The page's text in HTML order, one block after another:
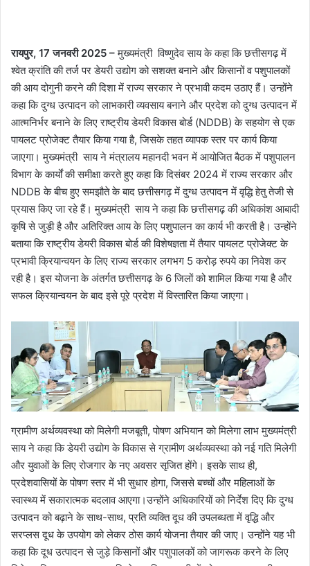
रायपुर, 17 जनवरी 2025 –मुख्यमंत्री विष्णुदेव साय के कहा कि छत्तीसगढ़ में
श्वेत क्रांति की तर्ज पर डेयरी उद्योग को सशक्त बनाने और किसानों व पशुपालकों
की आय दोगुनी करने की दिशा में राज्य सरकार ने प्रभावी कदम उठाए हैं। उन्होंने
कहा कि दुग्ध उत्पादन को लाभकारी व्यवसाय बनाने और प्रदेश को दुग्ध उत्पादन में
आत्मनिर्भर बनाने के लिए राष्ट्रीय डेयरी विकास बोर्ड (NDDB) के सहयोग से एक
पायलट प्रोजेक्ट तैयार किया गया है, जिसके तहत व्यापक स्तर पर कार्य किया
जाएगा। मुख्यमंत्री साय ने मंत्रालय महानदी भवन में आयोजित बैठक में पशुपालन
विभाग के कार्यों की समीक्षा करते हुए कहा कि दिसंबर 2024 में राज्य सरकार और
NDDB के बीच हुए समझौते के बाद छत्तीसगढ़ में दुग्ध उत्पादन में वृद्धि हेतु तेजी से
प्रयास किए जा रहे हैं। मुख्यमंत्री साय ने कहा कि छत्तीसगढ़ की अधिकांश आबादी
कृषि से जुड़ी है और अतिरिक्त आय के लिए पशुपालन का कार्य भी करती है। उन्होंने
बताया कि राष्ट्रीय डेयरी विकास बोर्ड की विशेषज्ञता में तैयार पायलट प्रोजेक्ट के
प्रभावी क्रियान्वयन के लिए राज्य सरकार लगभग 5 करोड़ रुपये का निवेश कर
रही है। इस योजना के अंतर्गत छत्तीसगढ़ के 6 जिलों को शामिल किया गया है और
सफल क्रियान्वयन के बाद इसे पूरे प्रदेश में विस्तारित किया जाएगा।
ग्रामीण अर्थव्यवस्था को मिलेगी मजबूती, पोषण अभियान को मिलेगा लाभ मुख्यमंत्री
साय ने कहा कि डेयरी उद्योग के विकास से ग्रामीण अर्थव्यवस्था को नई गति मिलेगी
और युवाओं के लिए रोजगार के नए अवसर सृजित होंगे। इसके साथ ही,
प्रदेशवासियों के पोषण स्तर में भी सुधार होगा, जिससे बच्चों और महिलाओं के
स्वास्थ्य में सकारात्मक बदलाव आएगा।उन्होंने अधिकारियों को निर्देश दिए कि दुग्ध
उत्पादन को बढ़ाने के साथ-साथ, प्रति व्यक्ति दूध की उपलब्धता में वृद्धि और
सरप्लस दूध के उपयोग को लेकर ठोस कार्य योजना तैयार की जाए। उन्होंने यह भी
कहा कि दूध उत्पादन से जुड़े किसानों और पशुपालकों को जागरूक करने के लिए